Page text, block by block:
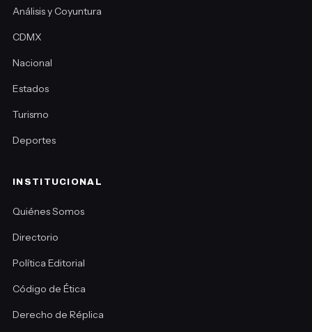
Análisis y Coyuntura
CDMX
Nacional
Estados
Turismo
Deportes
INSTITUCIONAL
Quiénes Somos
Directorio
Política Editorial
Código de Ética
Derecho de Réplica